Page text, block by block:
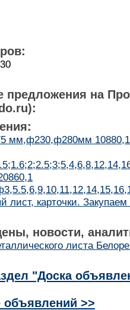
предложения на
мм,ф230,ф280мм
лист, карточки.
новости,
листа
"Доска
объявлений >>